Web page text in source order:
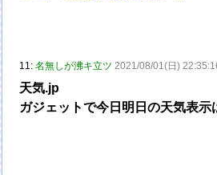
11:名無しが沸キ立ツ 2021/08/01(日)
天気.jp
ガジェットで今日明日の天気表示